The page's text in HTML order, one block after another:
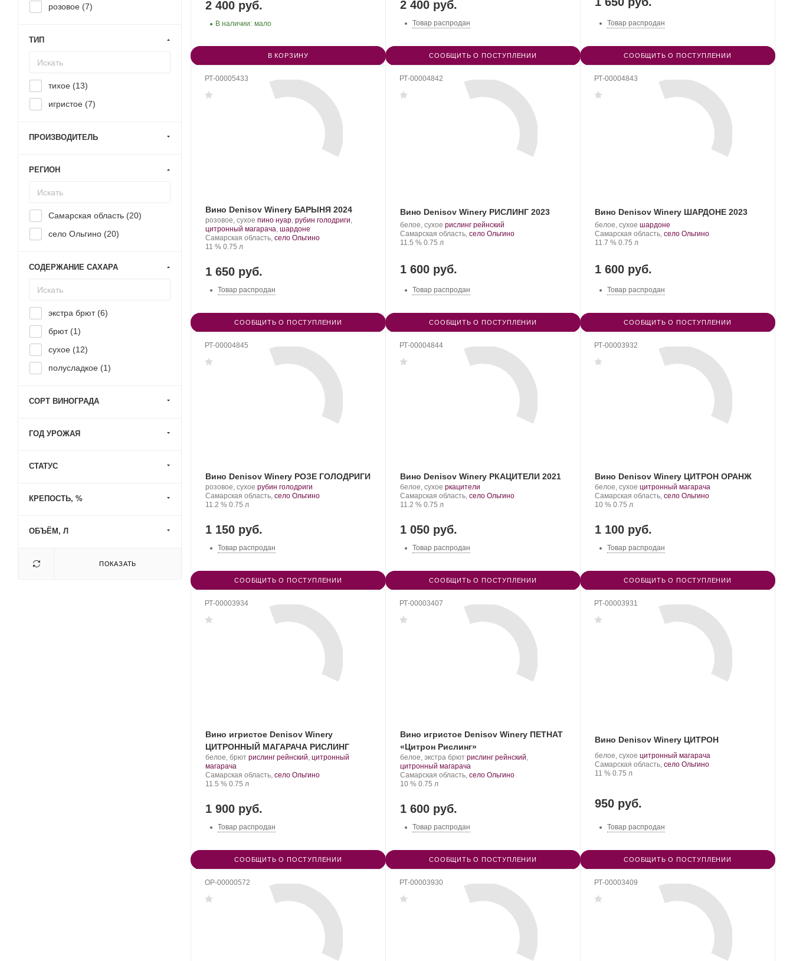
2 400 руб.
В наличии: мало
В КОРЗИНУ
2 400 руб.
Товар распродан
СООБЩИТЬ О ПОСТУПЛЕНИИ
Товар распродан
СООБЩИТЬ О ПОСТУПЛЕНИИ
РТ-00005433
Вино Denisov Winery БАРЫНЯ 2024
Производитель:
Denisov
Winery.
розовое, сухое .
Сорт
винограда:
пино нуар, рубин голодриги,
цитронный магарача, шардоне
Регион:
Самарская область, село Ольгино
Крепость
11 %. Объем
0.75 л
1 650 руб.
Товар распродан
СООБЩИТЬ О ПОСТУПЛЕНИИ
РТ-00004842
Вино Denisov Winery РИСЛИНГ 2023
Производитель:
Denisov
Winery.
белое, сухое .
Сорт
рислинг рейнский
Регион:
Самарская область, село Ольгино
Крепость
11.5 %. Объем
0.75 л
1 600 руб.
Товар распродан
СООБЩИТЬ О ПОСТУПЛЕНИИ
РТ-00004843
Вино Denisov Winery ШАРДОНЕ 2023
Производитель:
Denisov
Winery.
белое, сухое .
Сорт
шардоне
Регион:
Самарская область, село Ольгино
Крепость
11.7 %. Объем
0.75 л
1 600 руб.
Товар распродан
СООБЩИТЬ О ПОСТУПЛЕНИИ
РТ-00004845
Вино Denisov Winery РОЗЕ ГОЛОДРИГИ
Производитель:
Denisov
Winery.
розовое, сухое .
Сорт
рубин голодриги
Регион:
Самарская область, село Ольгино
Крепость
11.2 %. Объем
0.75 л
1 150 руб.
Товар распродан
СООБЩИТЬ О ПОСТУПЛЕНИИ
РТ-00004844
Вино Denisov Winery РКАЦИТЕЛИ 2021
Производитель:
Denisov
Winery.
белое, сухое .
Сорт
ркацители
Регион:
Самарская область, село Ольгино
Крепость
11.2 %. Объем
0.75 л
1 050 руб.
Товар распродан
СООБЩИТЬ О ПОСТУПЛЕНИИ
РТ-00003932
Вино Denisov Winery ЦИТРОН ОРАНЖ
Производитель:
Denisov
Winery.
белое, сухое .
Сорт
цитронный магарача
Регион:
Самарская область, село Ольгино
Крепость
10 %. Объем
0.75 л
1 100 руб.
Товар распродан
СООБЩИТЬ О ПОСТУПЛЕНИИ
РТ-00003934
Вино игристое Denisov Winery
ЦИТРОННЫЙ МАГАРАЧА РИСЛИНГ
Производитель:
Denisov
Winery.
белое, брют .
винограда:
рислинг рейнский, цитронный
магарача
Регион:
Самарская область, село Ольгино
Крепость
11.5 %. Объем
0.75 л
1 900 руб.
Товар распродан
СООБЩИТЬ О ПОСТУПЛЕНИИ
РТ-00003407
Вино игристое Denisov Winery ПЕТНАТ
«Цитрон Рислинг»
Производитель:
Denisov
Winery.
белое, экстра брют .
Сорт
винограда:
рислинг рейнский,
цитронный магарача
Регион:
Самарская область, село Ольгино
Крепость
10 %. Объем
0.75 л
1 600 руб.
Товар распродан
СООБЩИТЬ О ПОСТУПЛЕНИИ
РТ-00003931
Вино Denisov Winery ЦИТРОН
Производитель:
Denisov
Winery.
белое, сухое .
Сорт
цитронный магарача
Регион:
Самарская область, село Ольгино
Крепость
11 %. Объем
0.75 л
950 руб.
Товар распродан
СООБЩИТЬ О ПОСТУПЛЕНИИ
OP-00000572 РТ-00003930 РТ-00003409
розовое (7)
ТИП
тихое (13)
игристое (7)
ПРОИЗВОДИТЕЛЬ
РЕГИОН
Самарская область (20)
село Ольгино (20)
СОДЕРЖАНИЕ САХАРА
экстра брют (6)
брют (1)
сухое (12)
полусладкое (1)
СОРТ ВИНОГРАДА
ГОД УРОЖАЯ
СТАТУС
КРЕПОСТЬ, %
ОБЪЁМ, Л
ПОКАЗАТЬ